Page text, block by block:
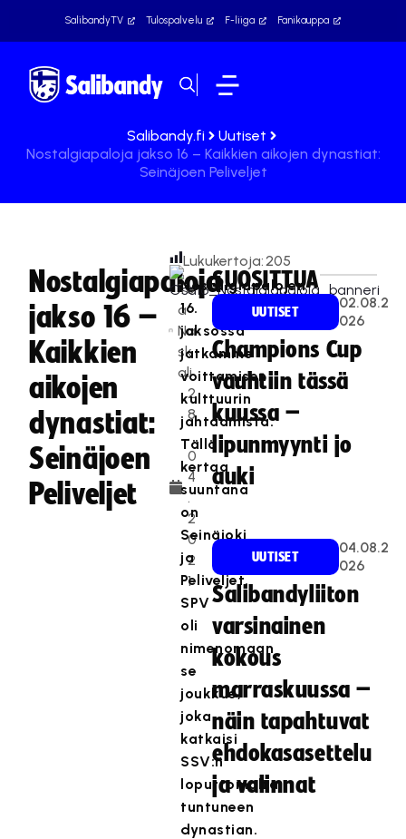
SalibandyTV Tulospalvelu F-liiga Fanikauppa
Salibandy.fi
Uutiset
Nostalgiapaloja jakso 16 – Kaikkien aikojen dynastiat:
Seinäjoen Peliveljet
Nostalgiapaloja
jakso 16 –
Kaikkien
aikojen
dynastiat:
Seinäjoen
Peliveljet
Te
a
Na
sk
ali
2
8
.
0
4
.
2
0
2
1
Lukukertoja:205
Nostalgiapalojen
16.
jaksossa
jatkamme
voittamisen
kulttuurin
jahtaamista.
Tällä
kertaa
suuntana
on
Seinäjoki
ja
Peliveljet.
SPV
oli
nimenomaan
se
joukkue,
joka
katkaisi
SSV:n
loputtomalta
tuntuneen
dynastian.
SUOSITTUA
UUTISET
02.08.2
026
Champions Cup
vauhtiin tässä
kuussa –
lipunmyynti jo
auki
UUTISET
04.08.2
026
Salibandyliiton
varsinainen
kokous
marraskuussa –
näin tapahtuvat
ehdokasasettelu
ja valinnat